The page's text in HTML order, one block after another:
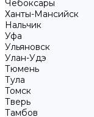
Чебоксары
Ханты-Мансийск
Нальчик
Уфа
Ульяновск
Улан-Удэ
Тюмень
Тула
Томск
Тверь
Тамбов